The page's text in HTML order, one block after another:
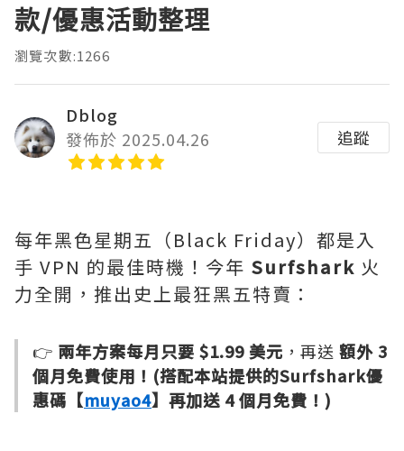
款/優惠活動整理
瀏覽次數:1266
Dblog
發佈於 2025.04.26
追蹤
每年黑色星期五（Black Friday）都是入
手 VPN 的最佳時機！今年 Surfshark 火
力全開，推出史上最狂黑五特賣：
👉 兩年方案每月只要 $1.99 美元 ，再送 額外 3
個月免費使用！(搭配本站提供的Surfshark優
惠碼【muyao4】再加送 4 個月免費！)